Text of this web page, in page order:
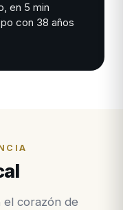
en 5 min
con 38 años
el corazón de